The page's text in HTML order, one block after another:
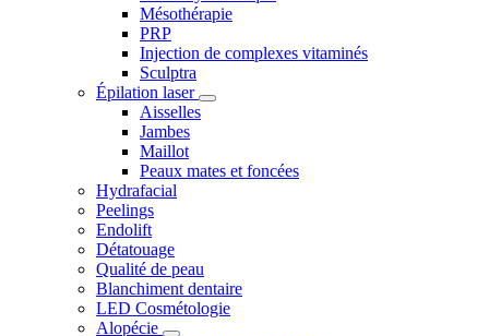
Mésothérapie
PRP
Injection de complexes vitaminés
Sculptra
Épilation laser
Aisselles
Jambes
Maillot
Peaux mates et foncées
Hydrafacial
Peelings
Endolift
Détatouage
Qualité de peau
Blanchiment dentaire
LED Cosmétologie
Alopécie